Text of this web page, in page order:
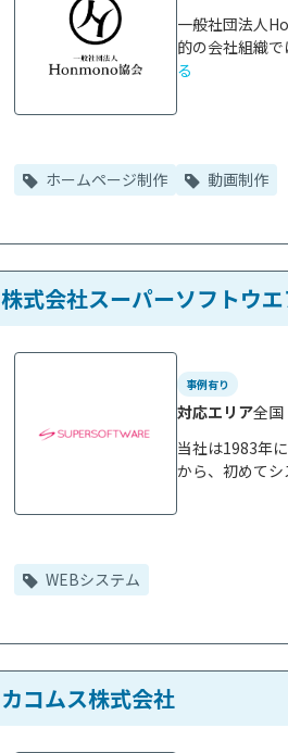
一般社団法人
的の会社組織
る
ホームページ制作 動画制作
株式会社スーパーソフトウ
当社は1983年
から、初めて
事例有り
対応エリア全国
WEBシステム
カコムス株式会社